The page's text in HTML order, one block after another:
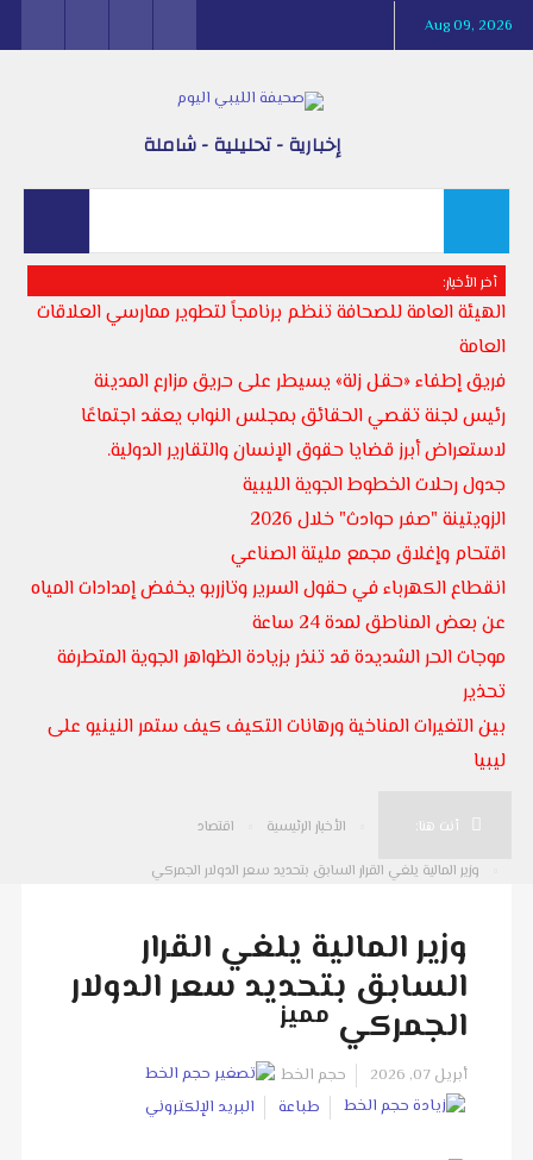
Aug 09, 2026
إخبارية - تحليلية - شاملة
أخر الأخبار:
الهيئة العامة للصحافة تنظم برنامجاً لتطوير ممارسي العلاقات
العامة
فريق إطفاء «حقل زلة» يسيطر على حريق مزارع المدينة
رئيس لجنة تقصي الحقائق بمجلس النواب يعقد اجتماعًا
لاستعراض أبرز قضايا حقوق الإنسان والتقارير الدولية.
جدول رحلات الخطوط الجوية الليبية
الزويتينة "صفر حوادث" خلال 2026
اقتحام وإغلاق مجمع مليتة الصناعي
انقطاع الكهرباء في حقول السرير وتازربو يخفض إمدادات المياه
عن بعض المناطق لمدة 24 ساعة
موجات الحر الشديدة قد تنذر بزيادة الظواهر الجوية المتطرفة
تحذير
بين التغيرات المناخية ورهانات التكيف كيف ستمر النينيو على
ليبيا
أنت هنا: الأخبار الرئيسية
اقتصاد
وزير المالية يلغي القرار السابق بتحديد سعر الدولار الجمركي
وزير المالية يلغي القرار
السابق بتحديد سعر الدولار
الجمركي مميز
أبريل 07, 2026
حجم الخط
طباعة
البريد الإلكتروني